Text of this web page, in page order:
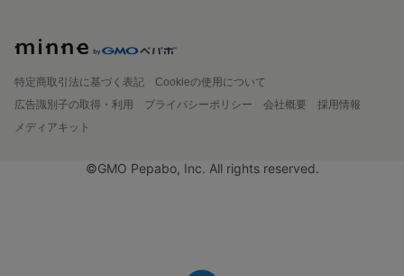
特定商取引法に基づく表記
Cookieの使用について
広告識別子の取得・利用
プライバシーポリシー 会社概要
採用情報
メディアキット
©GMO Pepabo, Inc. All rights reserved.